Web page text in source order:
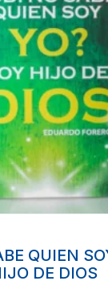
QUIEN
DE DIOS